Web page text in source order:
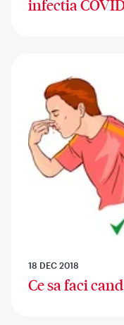
infectia
18 DEC 2018
Ce sa faci